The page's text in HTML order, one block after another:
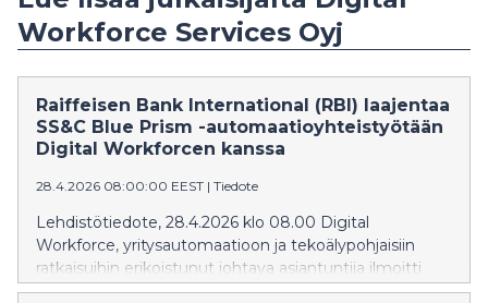
Workforce Services Oyj
Raiffeisen Bank International (RBI) laajentaa
SS&C Blue Prism -automaatioyhteistyötään
Digital Workforcen kanssa
28.4.2026 08:00:00 EEST | Tiedote
Lehdistötiedote, 28.4.2026 klo 08.00 Digital
Workforce, yritysautomaatioon ja tekoälypohjaisiin
ratkaisuihin erikoistunut johtava asiantuntija ilmoitti
tänään, että Raiffeisen Bank International (RBI), yksi